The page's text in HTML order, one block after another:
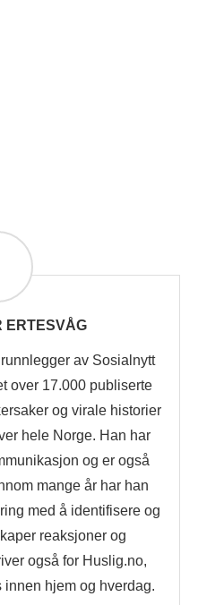
ERTESVÅG
av Sosialnytt
over 17.000 publiserte
og virale historier
hele Norge. Han har
og er også
mange år har han
med å identifisere og
reaksjoner og
også for Huslig.no,
innen hjem og hverdag.